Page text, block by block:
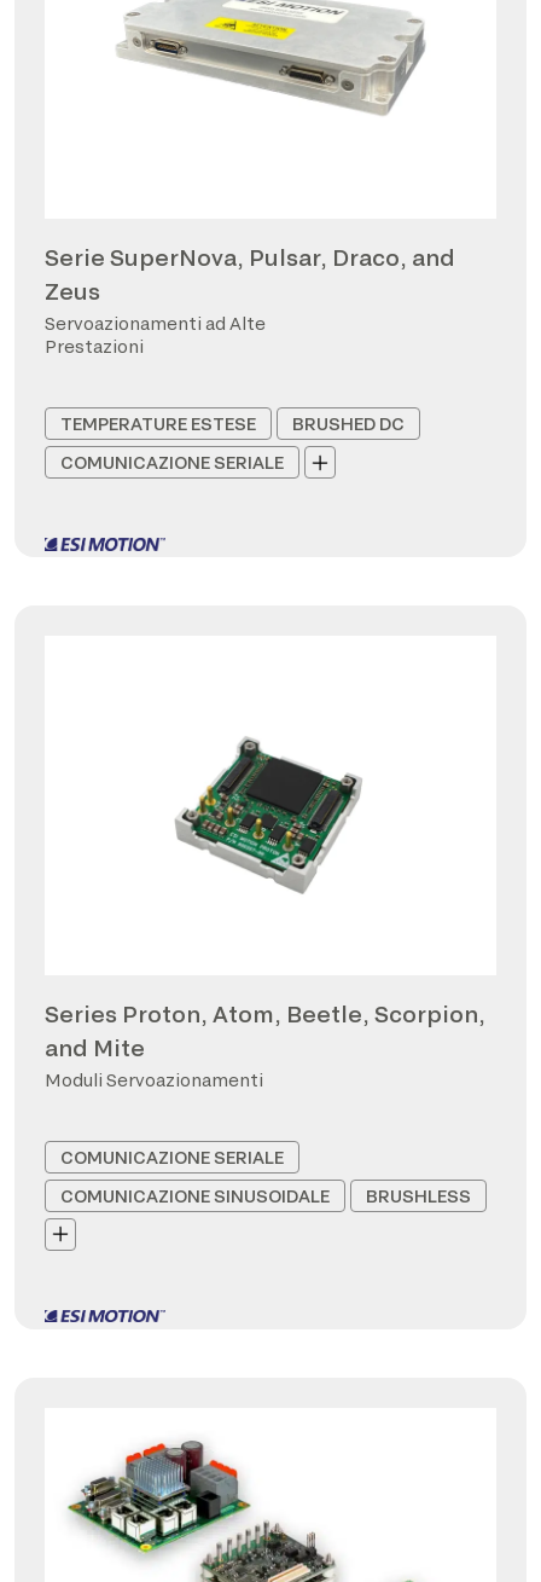
Serie SuperNova, Pulsar, Draco, and
Zeus
Servoazionamenti ad Alte
Prestazioni
TEMPERATURE ESTESE
BRUSHED DC
COMUNICAZIONE SERIALE
Series Proton, Atom, Beetle, Scorpion,
and Mite
Moduli Servoazionamenti
COMUNICAZIONE SERIALE
COMUNICAZIONE SINUSOIDALE
BRUSHLESS